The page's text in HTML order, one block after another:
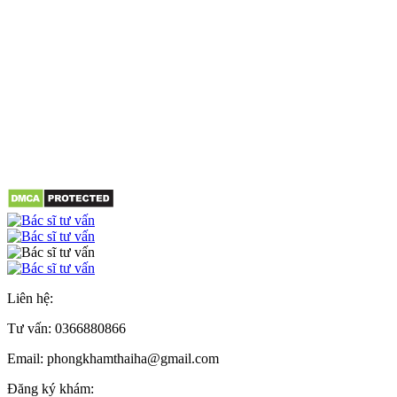
Liên hệ:
Tư vấn: 0366880866
Email: phongkhamthaiha@gmail.com
Đăng ký khám: